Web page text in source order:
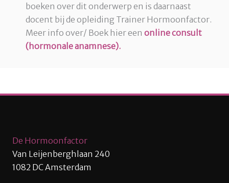
boeken over dit onderwerp en is daarnaast
docent bij de opleiding Trainer Hormoonfactor.
Meer info over/ Boek hier een online consult
(hormonale anamnese).
De Hormoonfactor
Van Leijenberghlaan 240
1082 DC Amsterdam